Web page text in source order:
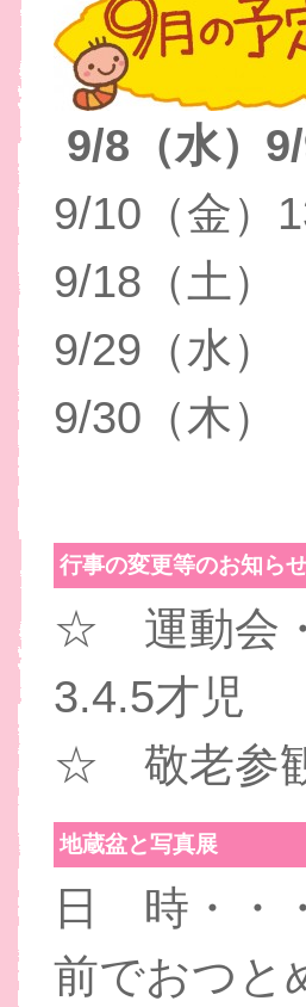
9/8（水）
9/10（金）
9/18（土
9/29（水
9/30（木
行事の変更等のお知ら
☆ 運動会
3.4.5才児
☆ 敬老参
地蔵盆と写真展
日 時・・
前でおつと